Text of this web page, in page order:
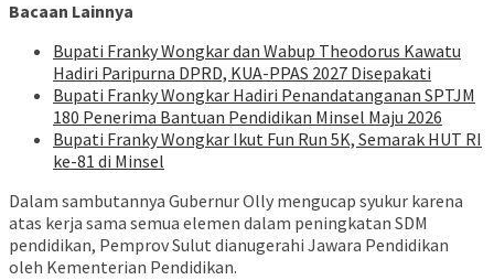
Bacaan Lainnya
Bupati Franky Wongkar dan Wabup Theodorus Kawatu
Hadiri Paripurna DPRD, KUA-PPAS 2027 Disepakati
Bupati Franky Wongkar Hadiri Penandatanganan SPTJM
180 Penerima Bantuan Pendidikan Minsel Maju 2026
Bupati Franky Wongkar Ikut Fun Run 5K, Semarak HUT RI
ke-81 di Minsel
Dalam sambutannya Gubernur Olly mengucap syukur karena
atas kerja sama semua elemen dalam peningkatan SDM
pendidikan, Pemprov Sulut dianugerahi Jawara Pendidikan
oleh Kementerian Pendidikan.